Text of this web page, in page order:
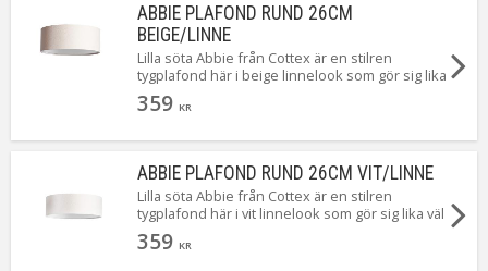
ABBIE PLAFOND RUND 26CM
BEIGE/LINNE
Lilla söta Abbie från Cottex är en stilren
tygplafond här i beige linnelook som gör sig lika
väl i vardagsrummet som i sovrummet. Abbie
finns i 3 storlekar i 2 färger och här ser du den
lite mindre utrymmen såsom hallen eller
kanske sovrummet. Självklart med
krokupphäng för en snabb och smidig
installation.
359 KR
ABBIE PLAFOND RUND 26CM VIT/LINNE
Lilla söta Abbie från Cottex är en stilren
tygplafond här i vit linnelook som gör sig lika väl
i vardagsrummet som i sovrummet. Abbie finns i
3 storlekar i 2 färger och här ser du den lilla
359 KR